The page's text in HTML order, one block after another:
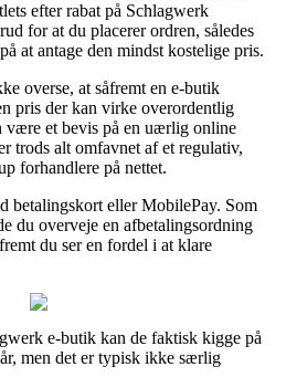
efter rabat på Schlagwerk
for at du placerer ordren, således
at antage den mindst kostelige pris.
overse, at såfremt en e-butik
pris der kan virke overordentlig
være et bevis på en uærlig online
trods alt omfavnet af et regulativ,
forhandlere på nettet.
betalingskort eller MobilePay. Som
du overveje en afbetalingsordning
du ser en fordel i at klare
e-butik kan de faktisk kigge på
men det er typisk ikke særlig